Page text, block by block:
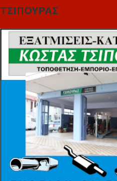
ΤΣΙΠΟΥΡΑΣ